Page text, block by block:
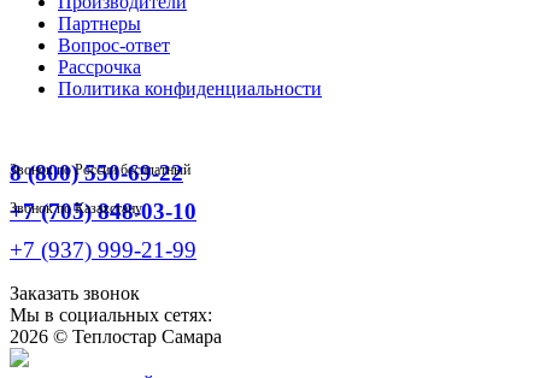
Партнеры
Вопрос-ответ
Рассрочка
Политика конфиденциальности
8 (800) 550-69-22
Звонок по России бесплатный
+7 (705) 848-03-10
Звонок по Казахстану
+7 (937) 999-21-99
Заказать звонок
Мы в социальных сетях:
2026 © Теплостар Самара